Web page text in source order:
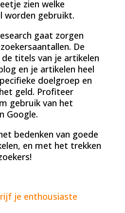
zien welke
worden gebruikt.
gaat zorgen
De
titels van je artikelen
en je artikelen heel
doelgroep en
geld. Profiteer
gebruik van het
Google.
bedenken van goede
en met het trekken
je enthousiaste